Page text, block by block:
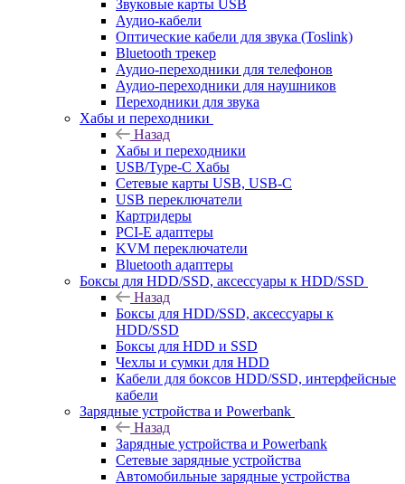
Звуковые карты USB
Аудио-кабели
Оптические кабели для звука (Toslink)
Bluetooth трекер
Аудио-переходники для телефонов
Аудио-переходники для наушников
Переходники для звука
Хабы и переходники
Назад
Хабы и переходники
USB/Type-C Хабы
Сетевые карты USB, USB-C
USB переключатели
Картридеры
PCI-E адаптеры
KVM переключатели
Bluetooth адаптеры
Боксы для HDD/SSD, аксессуары к HDD/SSD
Назад
Боксы для HDD/SSD, аксессуары к
HDD/SSD
Боксы для HDD и SSD
Чехлы и сумки для HDD
Кабели для боксов HDD/SSD, интерфейсные
кабели
Зарядные устройства и Powerbank
Назад
Зарядные устройства и Powerbank
Сетевые зарядные устройства
Автомобильные зарядные устройства